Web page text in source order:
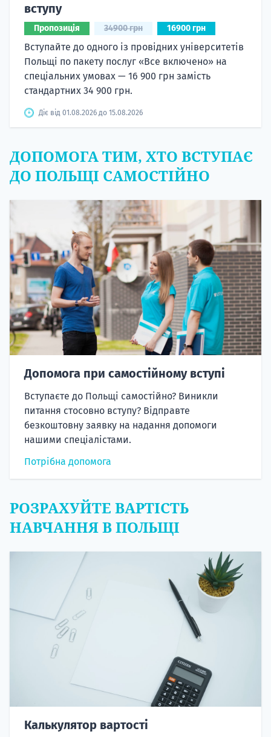
вступу
Пропозиція 34900 грн 16900 грн
Вступайте до одного із провідних університетів
Польщі по пакету послуг «Все включено» на
спеціальних умовах — 16 900 грн замість
стандартних 34 900 грн.
Діє від 01.08.2026 до 15.08.2026
ДОПОМОГА ТИМ, ХТО ВСТУПАЄ
ДО ПОЛЬЩІ САМОСТІЙНО
Допомога при самостійному вступі
Вступаєте до Польщі самостійно? Виникли
питання стосовно вступу? Відправте
безкоштовну заявку на надання допомоги
нашими спеціалістами.
Потрібна допомога
РОЗРАХУЙТЕ ВАРТІСТЬ
НАВЧАННЯ В ПОЛЬЩІ
Калькулятор вартості